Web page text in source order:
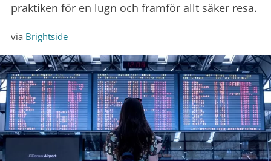
praktiken för en lugn och framför allt säker resa.
via Brightside